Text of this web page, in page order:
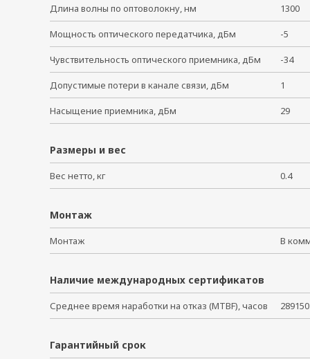
Длина волны по оптоволокну, нм 1300
Мощность оптического передатчика, дБм -5
Чувствительность оптического приемника, дБм -34
Допустимые потери в канале связи, дБм 1
Насыщение приемника, дБм 29
Размеры и вес
Вес нетто, кг 0.4
Монтаж
Монтаж В
Наличие международных сертификатов
Среднее время наработки на отказ (MTBF), часов
Гарантийный срок